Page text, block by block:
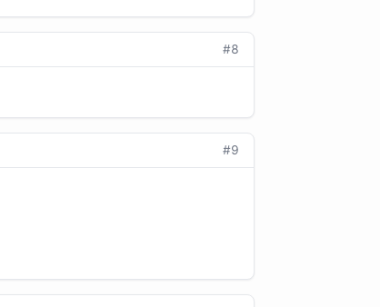
#8
#9